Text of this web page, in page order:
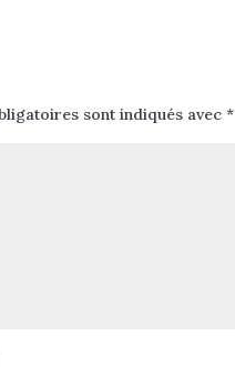
sont indiqués avec*